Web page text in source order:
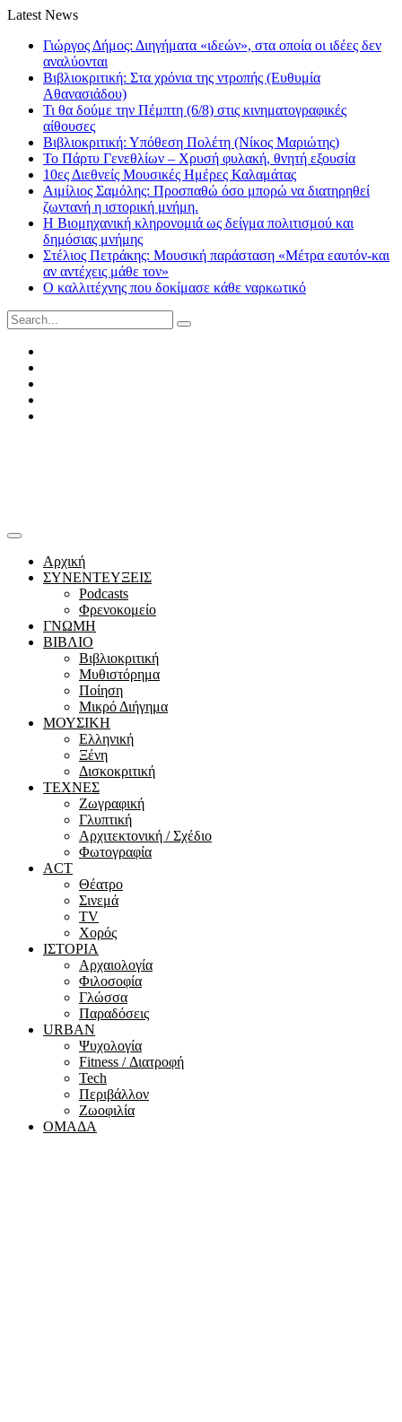
Latest News
Γιώργος Δήμος: Διηγήματα «ιδεών», στα οποία οι ιδέες δεν
αναλύονται
Βιβλιοκριτική: Στα χρόνια της ντροπής (Ευθυμία
Αθανασιάδου)
Τι θα δούμε την Πέμπτη (6/8) στις κινηματογραφικές
αίθουσες
Βιβλιοκριτική: Υπόθεση Πολέτη (Νίκος Μαριώτης)
Το Πάρτυ Γενεθλίων – Χρυσή φυλακή, θνητή εξουσία
10ες Διεθνείς Μουσικές Ημέρες Καλαμάτας
Αιμίλιος Σαμόλης: Προσπαθώ όσο μπορώ να διατηρηθεί
ζωντανή η ιστορική μνήμη.
Η Βιομηχανική κληρονομιά ως δείγμα πολιτισμού και
δημόσιας μνήμης
Στέλιος Πετράκης: Μουσική παράσταση «Μέτρα εαυτόν-και
αν αντέχεις μάθε τον»
Ο καλλιτέχνης που δοκίμασε κάθε ναρκωτικό
Search
for:
Αρχική
ΣΥΝΕΝΤΕΥΞΕΙΣ
Podcasts
Φρενοκομείο
ΓΝΩΜΗ
ΒΙΒΛΙΟ
Βιβλιοκριτική
Μυθιστόρημα
Ποίηση
Μικρό Διήγημα
ΜΟΥΣΙΚΗ
Ελληνική
Ξένη
Δισκοκριτική
ΤΕΧΝΕΣ
Ζωγραφική
Γλυπτική
Αρχιτεκτονική / Σχέδιο
Φωτογραφία
ACT
Θέατρο
Σινεμά
ΤV
Χορός
ΙΣΤΟΡΙΑ
Αρχαιολογία
Φιλοσοφία
Γλώσσα
Παραδόσεις
URBAN
Ψυχολογία
Fitness / Διατροφή
Tech
Περιβάλλον
Ζωοφιλία
ΟΜΑΔΑ